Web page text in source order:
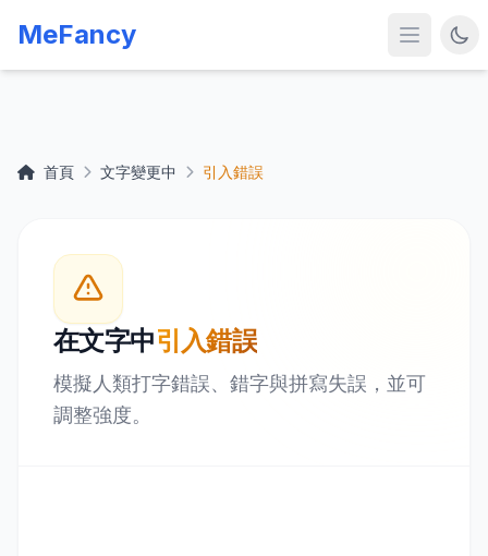
MeFancy
首頁 文字變更中 引入錯誤
在文字中引入錯誤
模擬人類打字錯誤、錯字與拼寫失誤，並可
調整強度。